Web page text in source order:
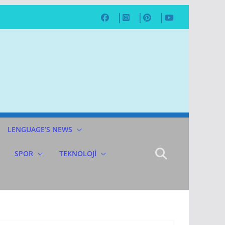
LENGUAGE’S NEWS
SPOR TEKNOLOJİ